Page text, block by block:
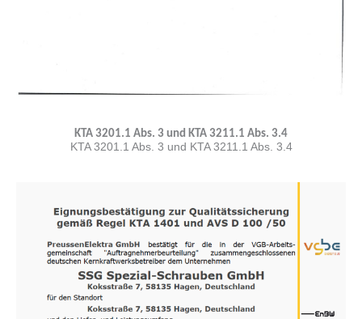
KTA 3201.1 Abs. 3 und KTA 3211.1 Abs. 3.4
KTA 3201.1 Abs. 3 und KTA 3211.1 Abs. 3.4